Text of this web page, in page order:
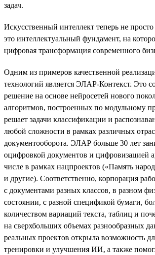
задач.
Искусственный интеллект теперь не
это интеллектуальный фундамент, на
цифровая трансформация современного
Одним из примеров качественной
технологий является ЭЛАР-Контекст. Это
решение на основе нейросетей нового
алгоритмов, построенных по модульному
решает задачи классификации и
любой сложности в рамках различных
документооборота. ЭЛАР больше 30 лет
оцифровкой документов и цифровизацией
числе в рамках нацпроектов («Память
и другие). Соответственно, корпорация
с документами разных классов, в разном
состоянии, с разной спецификой бумаги,
количеством вариаций текста, таблиц и
на сверхбольших объемах разнообразных
реальных проектов открыла возможность
тренировки и улучшения ИИ, а также